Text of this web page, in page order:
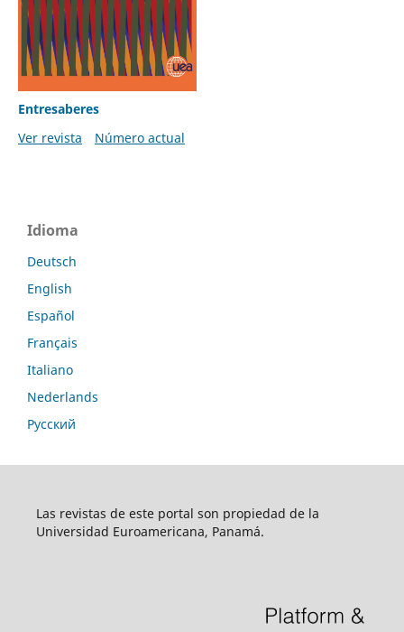
Entresaberes
Ver revista
Número actual
Idioma
Deutsch
English
Español
Français
Italiano
Nederlands
Русский
Las revistas de este portal son propiedad de la
Universidad Euroamericana, Panamá.